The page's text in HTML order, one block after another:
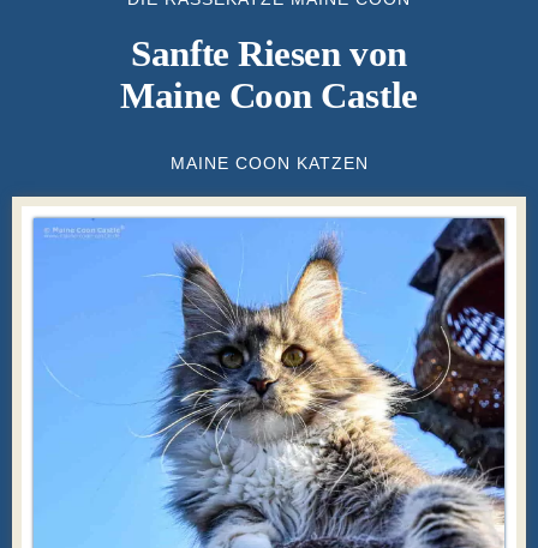
Sanfte Riesen von
Maine Coon Castle
MAINE COON KATZEN